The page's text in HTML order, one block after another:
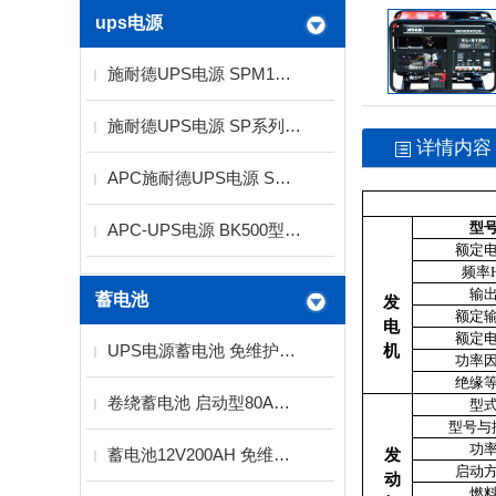
ups电源
施耐德UPS电源 SPM1K功率1KVA电压220V标机
施耐德UPS电源 SP系列1KVA标机 长机供应商
APC施耐德UPS电源 SP系列10KVA
APC-UPS电源 BK500型300W
蓄电池
UPS电源蓄电池 免维护蓄电池2V12V
卷绕蓄电池 启动型80AH螺旋卷绕技术
蓄电池12V200AH 免维护铅酸蓄电池厂家
详情内容
发
电
机
型
额定
频率
输
额定
额定
功率
绝缘
发
动
型
型号与
功
启动